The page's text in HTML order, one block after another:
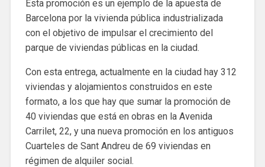
Esta promoción es un ejemplo de la apuesta de
Barcelona por la vivienda pública industrializada
con el objetivo de impulsar el crecimiento del
parque de viviendas públicas en la ciudad.
Con esta entrega, actualmente en la ciudad hay 312
viviendas y alojamientos construidos en este
formato, a los que hay que sumar la promoción de
40 viviendas que está en obras en la Avenida
Carrilet, 22, y una nueva promoción en los antiguos
Cuarteles de Sant Andreu de 69 viviendas en
régimen de alquiler social.